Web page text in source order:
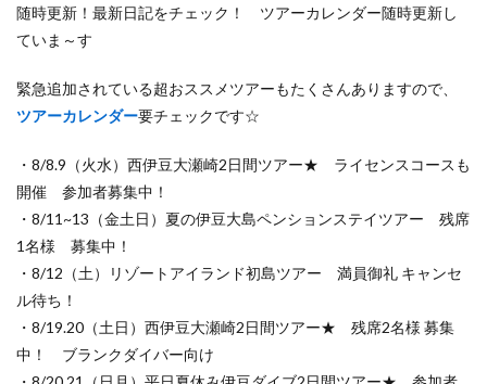
随時更新！最新日記をチェック！ ツアーカレンダー随時更新し
ていま～す
緊急追加されている超おススメツアーもたくさんありますので、
ツアーカレンダー要チェックです☆
・8/8.9（火水）西伊豆大瀬崎2日間ツアー★ ライセンスコースも
開催 参加者募集中！
・8/11~13（金土日）夏の伊豆大島ペンションステイツアー 残席
1名様 募集中！
・8/12（土）リゾートアイランド初島ツアー 満員御礼 キャンセ
ル待ち！
・8/19.20（土日）西伊豆大瀬崎2日間ツアー★ 残席2名様 募集
中！ ブランクダイバー向け